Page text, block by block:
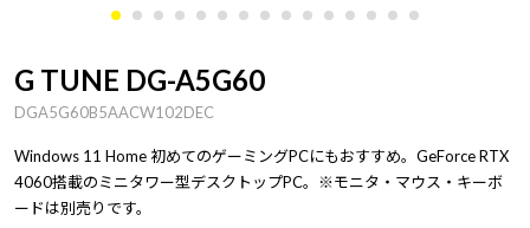
G TUNE DG-A5G60
DGA5G60B5AACW102DEC
Windows 11 Home 初めてのゲーミングPCにもおすすめ。GeForce RTX
4060搭載のミニタワー型デスクトップPC。※モニタ・マウス・キーボ
ードは別売りです。